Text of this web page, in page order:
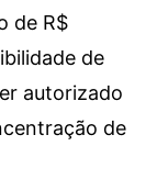
de R$
de
autorizado
de